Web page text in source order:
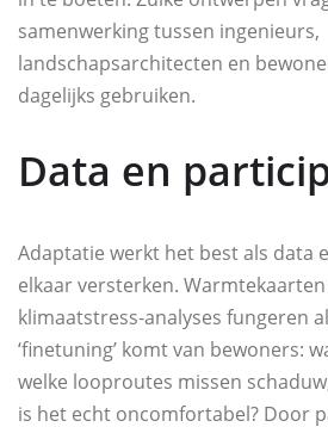
samenwerking tussen ingenieurs,
landschapsarchitecten en
dagelijks gebruiken.
Data en
Adaptatie werkt het best als data
elkaar versterken.
klimaatstress‑analyses fungeren
‘finetuning’ komt van bewoners:
welke looproutes missen
is het echt oncomfortabel? Door